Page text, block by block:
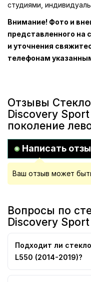
студиями,
Внимание! Фото и
представленного на
и уточнения
телефонам
Отзывы
Discovery Sport
поколение
Написать
Ваш отзыв может
Вопросы по
Discovery
Подходит ли
L550 (2014-2019)?